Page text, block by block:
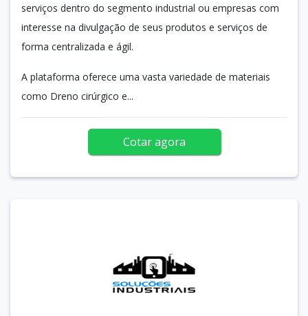
serviços dentro do segmento industrial ou empresas com
interesse na divulgação de seus produtos e serviços de
forma centralizada e ágil.
A plataforma oferece uma vasta variedade de materiais
como Dreno cirúrgico e...
Cotar agora